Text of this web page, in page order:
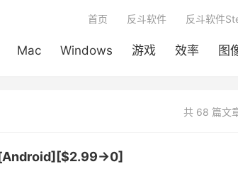
Mac Windows 游戏 效率 图
首页 反斗软件 反斗软件
共 68 篇文
[Android][$2.99→0]